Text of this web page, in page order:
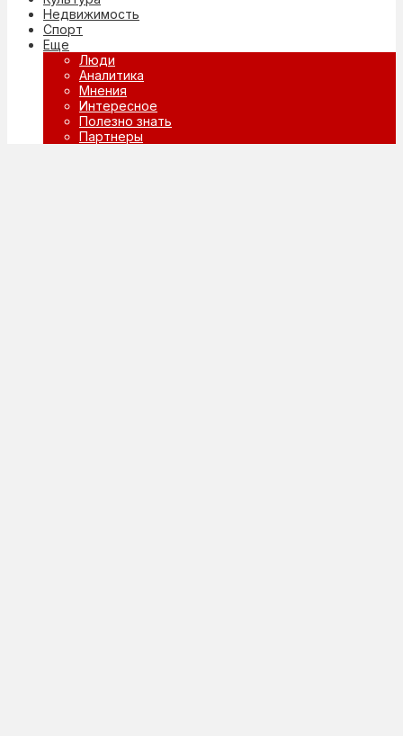
Недвижимость
Спорт
Еще
Люди
Аналитика
Мнения
Интересное
Полезно знать
Партнеры